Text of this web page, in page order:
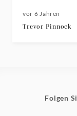
vor 6 Jahren
Trevor Pinnock
Folgen